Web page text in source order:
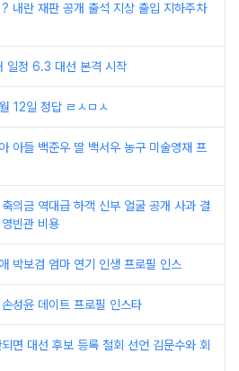
내란 재판 공개 출석 지상 출입 지하주차
일정 6.3 대선 본격 시작
12일 정답 ㄹㅅㅁㅅ
아들 백준우 딸 백서우 농구 미술영재 프
의금 역대급 하객 신부 얼굴 공개 사과 결
빈관 비용
박보검 엄마 연기 인생 프로필 인스
성윤 데이트 프로필 인스타
면 대선 후보 등록 철회 선언 김문수와 회